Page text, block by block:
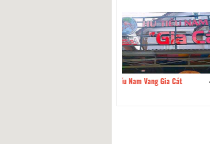
Bún Suông Tộ Hải Sản Tư Ký